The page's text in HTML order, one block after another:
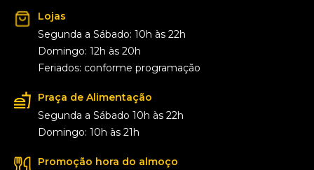
Lojas
Segunda a Sábado: 10h às 22h
Domingo: 12h às 20h
Feriados: conforme programação
Praça de Alimentação
Segunda a Sábado 10h às 22h
Domingo: 10h às 21h
Promoção hora do almoço